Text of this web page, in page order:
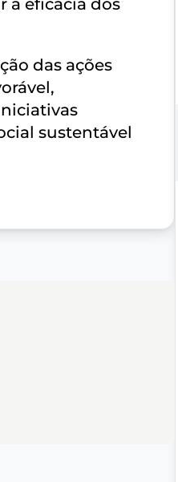
a eficácia dos
das ações
sustentável